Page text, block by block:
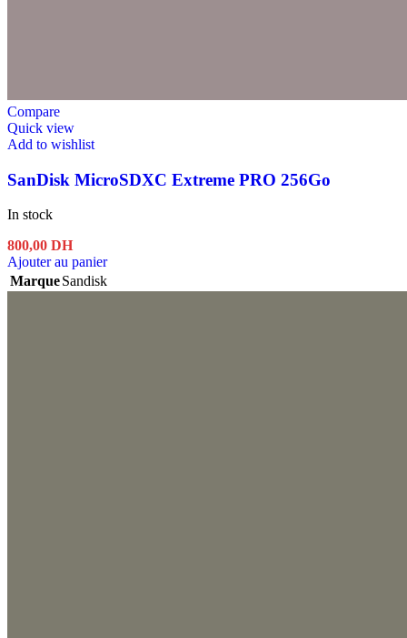
Compare
Quick view
Add to wishlist
SanDisk MicroSDXC Extreme PRO 256Go
In stock
800,00 DH
Ajouter au panier
MarqueSandisk